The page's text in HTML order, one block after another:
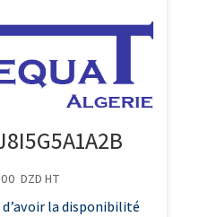
DZD HT
la disponibilité